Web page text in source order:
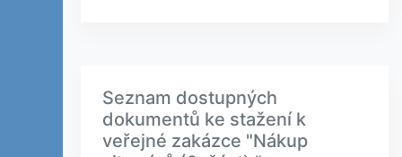
Seznam dostupných
dokumentů ke stažení k
veřejné zakázce "Nákup